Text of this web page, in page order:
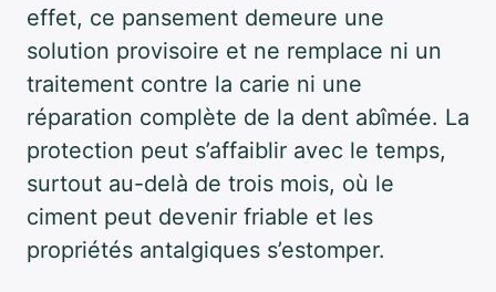
effet, ce pansement demeure une
solution provisoire et ne remplace ni un
traitement contre la carie ni une
réparation complète de la dent abîmée. La
protection peut s’affaiblir avec le temps,
surtout au-delà de trois mois, où le
ciment peut devenir friable et les
propriétés antalgiques s’estomper.